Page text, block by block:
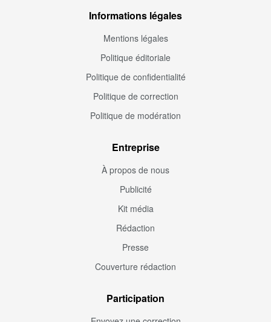
Informations légales
Mentions légales
Politique éditoriale
Politique de confidentialité
Politique de correction
Politique de modération
Entreprise
À propos de nous
Publicité
Kit média
Rédaction
Presse
Couverture rédaction
Participation